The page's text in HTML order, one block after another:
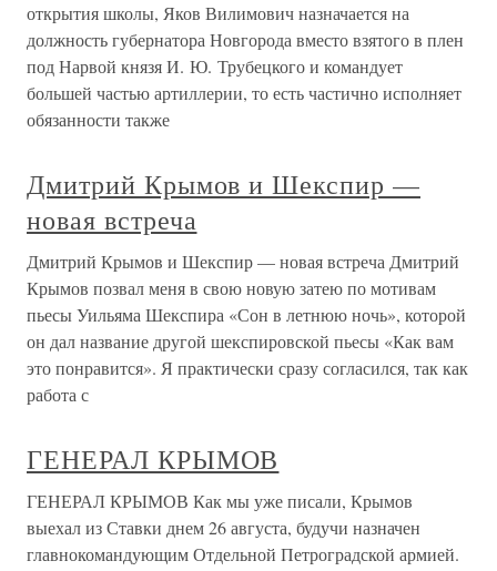
открытия школы, Яков Вилимович назначается на
должность губернатора Новгорода вместо взятого в плен
под Нарвой князя И. Ю. Трубецкого и командует
большей частью артиллерии, то есть частично исполняет
обязанности также
Дмитрий Крымов и Шекспир —
новая встреча
Дмитрий Крымов и Шекспир — новая встреча Дмитрий
Крымов позвал меня в свою новую затею по мотивам
пьесы Уильяма Шекспира «Сон в летнюю ночь», которой
он дал название другой шекспировской пьесы «Как вам
это понравится». Я практически сразу согласился, так как
работа с
ГЕНЕРАЛ КРЫМОВ
ГЕНЕРАЛ КРЫМОВ Как мы уже писали, Крымов
выехал из Ставки днем 26 августа, будучи назначен
главнокомандующим Отдельной Петроградской армией.